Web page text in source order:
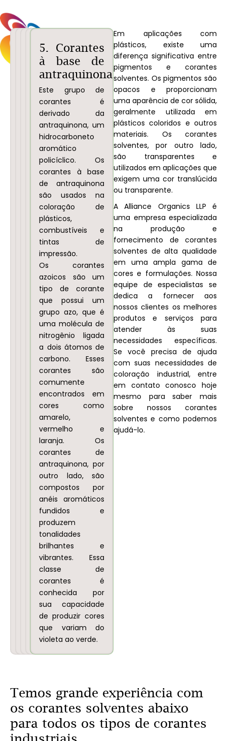
Corantes
azoicos
grupo
comum
corantes
solventes.
sintetizados
compostos
azoicos,
caracterizam
ligação
nitrogênio-
nitrogênio.
corantes
azoicos
usados
coloração
tecidos,
plásticos
impressão.
Corantes
Complexo
Azo-
Metal
grupo
corantes
uma
combinação
corantes
azoicos
metálicos.
corantes
azoicos
complexo
metálico
possuem
excelente
resistência
comumente
usados
coloração
fibras
sintéticas,
lacas
tintas.
Triarilmetano
Este
grupo
corantes
caracterizado
por
um
átomo
carbono
central
ligado
três
grupos
arila.
corantes
triarilmetano
são
usados
coloração
papel,
têxteis
plásticos.
4.
Corantes
à
base
de
amina
Este
grupo
de
corantes
sintetizado
partir
de
aminas
comumente
usado
na
coloração
de
combustíveis,
óleos
ceras.
5. Corantes
à base de
antraquinona
Este grupo de
corantes é
derivado da
antraquinona, um
hidrocarboneto
aromático
policíclico. Os
corantes à base
de antraquinona
são usados ​​na
coloração de
plásticos,
combustíveis e
tintas de
impressão.
Os corantes
azoicos são um
tipo de corante
que possui um
grupo azo, que é
uma molécula de
nitrogênio ligada
a dois átomos de
carbono. Esses
corantes são
comumente
encontrados em
cores como
amarelo,
vermelho e
laranja. Os
corantes de
antraquinona, por
outro lado, são
compostos por
anéis aromáticos
fundidos e
produzem
tonalidades
brilhantes e
vibrantes. Essa
classe de
corantes é
conhecida por
sua capacidade
de produzir cores
que variam do
violeta ao verde.
Em aplicações com
plásticos, existe uma
diferença significativa entre
pigmentos e corantes
solventes. Os pigmentos são
opacos e proporcionam
uma aparência de cor sólida,
geralmente utilizada em
plásticos coloridos e outros
materiais. Os corantes
solventes, por outro lado,
são transparentes e
utilizados em aplicações que
exigem uma cor translúcida
ou transparente.
A Alliance Organics LLP é
uma empresa especializada
na produção e
fornecimento de corantes
solventes de alta qualidade
em uma ampla gama de
cores e formulações. Nossa
equipe de especialistas se
dedica a fornecer aos
nossos clientes os melhores
produtos e serviços para
atender às suas
necessidades específicas.
Se você precisa de ajuda
com suas necessidades de
coloração industrial, entre
em contato conosco hoje
mesmo para saber mais
sobre nossos corantes
solventes e como podemos
ajudá-lo.
Temos grande experiência com
os corantes solventes abaixo
para todos os tipos de corantes